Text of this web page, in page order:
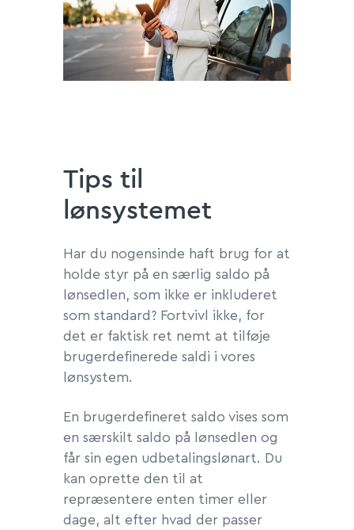
Tips til
lønsystemet
Har du nogensinde haft brug for at
holde styr på en særlig saldo på
lønsedlen, som ikke er inkluderet
som standard? Fortvivl ikke, for
det er faktisk ret nemt at tilføje
brugerdefinerede saldi i vores
lønsystem.
En brugerdefineret saldo vises som
en særskilt saldo på lønsedlen og
får sin egen udbetalingslønart. Du
kan oprette den til at
repræsentere enten timer eller
dage, alt efter hvad der passer